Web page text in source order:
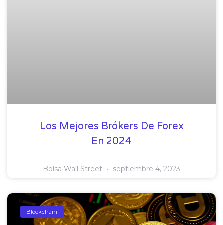
Los Mejores Brókers De Forex
En 2024
Bolsa Wall Street septiembre 4, 2023
Blockchain